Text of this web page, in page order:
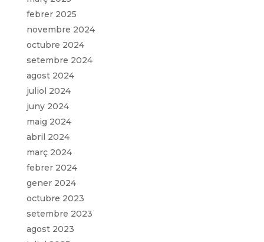
febrer 2025
novembre 2024
octubre 2024
setembre 2024
agost 2024
juliol 2024
juny 2024
maig 2024
abril 2024
març 2024
febrer 2024
gener 2024
octubre 2023
setembre 2023
agost 2023